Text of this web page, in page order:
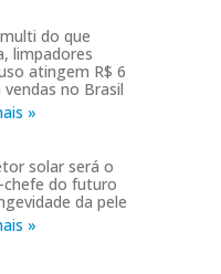
do que
limpadores
atingem R$ 6
vendas no Brasil
»
solar será o
chefe do futuro
da pele
»